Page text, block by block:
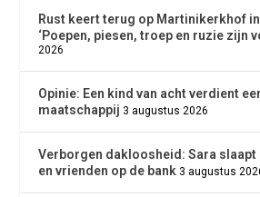
Rust keert terug op Martinikerkhof
‘Poepen, piesen, troep en ruzie zijn
2026
Opinie: Een kind van acht verdient
maatschappij 3 augustus 2026
Verborgen dakloosheid: Sara
en vrienden op de bank 3 augustus